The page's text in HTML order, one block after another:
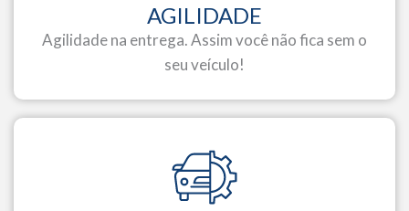
AGILIDADE
Agilidade na entrega. Assim você não fica sem o
seu veículo!